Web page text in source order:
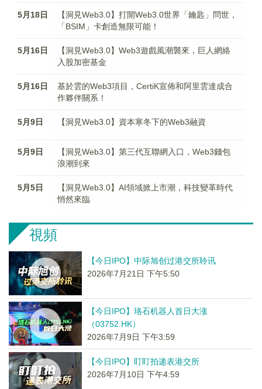
5月18日
【洞見Web3.0】打開Web3.0世界「鑰匙」問世，
「BSIM」卡創造無限可能！
5月16日
【洞見Web3.0】Web3遊戲風潮襲來，巨人網絡
入股加密基金
5月16日
基於雲的Web3項目，CertiK宣佈和阿里雲達成合
作夥伴關系！
5月9日 【洞見Web3.0】資本寒冬下的Web3融資
5月9日
【洞見Web3.0】第三代互聯網入口，Web3錢包
浪潮到來
5月5日
【洞見Web3.0】AI領域掀上市潮，科技變革時代
悄然來臨
視頻
【今日IPO】中际旭创过港交所聆讯
2026年7月21日 下午5:50
【今日IPO】珞石机器人首日大涨
（03752.HK）
2026年7月9日 下午3:59
【今日IPO】盯盯拍递表港交所
2026年7月10日 下午4:59